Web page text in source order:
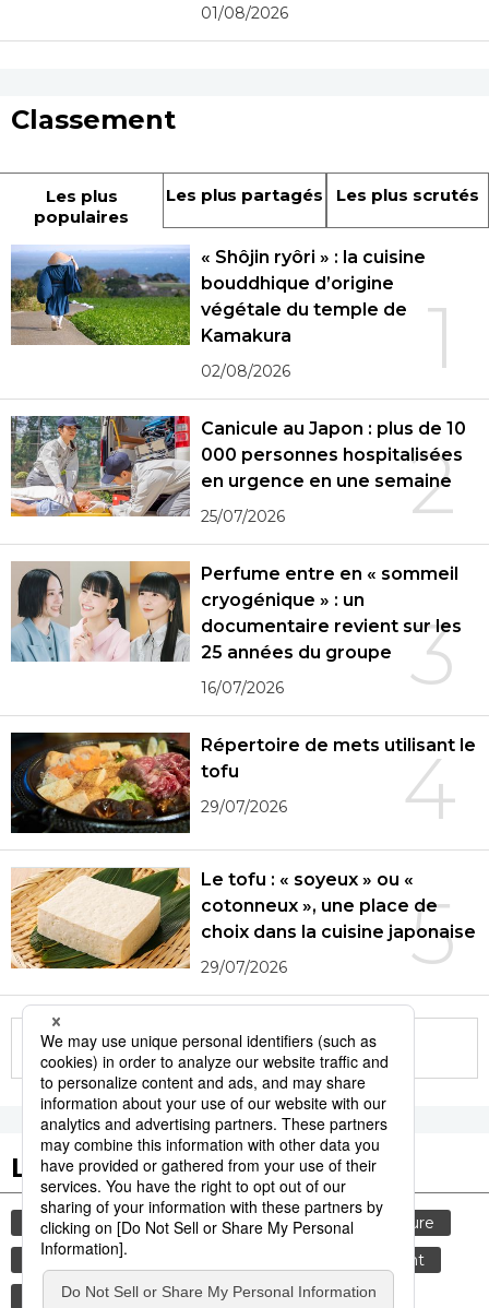
01/08/2026
Classement
Les plus
populaires
Les plus partagés Les plus scrutés
1
« Shôjin ryôri » : la cuisine
bouddhique d’origine
végétale du temple de
Kamakura
02/08/2026
2
Canicule au Japon : plus de 10
000 personnes hospitalisées
en urgence en une semaine
25/07/2026
3
Perfume entre en « sommeil
cryogénique » : un
documentaire revient sur les
25 années du groupe
16/07/2026
4
Répertoire de mets utilisant le
tofu
29/07/2026
5
Le tofu : « soyeux » ou «
cotonneux », une place de
choix dans la cuisine japonaise
29/07/2026
More in this series
Les tags populaires
société tourisme gastronomie
culture
histoire
actu
environnement
chaleur
technologie